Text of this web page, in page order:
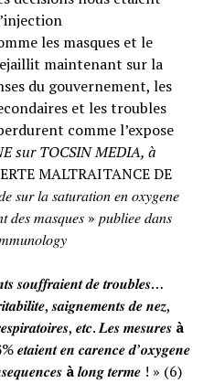
les masques et le
maintenant sur la
du gouvernement, les
et les troubles
comme l’expose
sur TOCSIN MEDIA, à
MALTRAITANCE DE
𝑙𝑎 𝑠𝑎𝑡𝑢𝑟𝑎𝑡𝑖𝑜𝑛 𝑒𝑛 𝑜𝑥𝑦𝑔𝑒𝑛𝑒
𝑑𝑒𝑠 𝑚𝑎𝑠𝑞𝑢𝑒𝑠 » 𝑝𝑢𝑏𝑙𝑖𝑒𝑒 𝑑𝑎𝑛𝑠
𝒔𝒐𝒖𝒇𝒇𝒓𝒂𝒊𝒆𝒏𝒕 𝒅𝒆 𝒕𝒓𝒐𝒖𝒃𝒍𝒆𝒔…
𝒔𝒂𝒊𝒈𝒏𝒆𝒎𝒆𝒏𝒕𝒔 𝒅𝒆 𝒏𝒆𝒛,
𝒆𝒕𝒄. 𝑳𝒆𝒔 𝒎𝒆𝒔𝒖𝒓𝒆𝒔 à
𝒆𝒕𝒂𝒊𝒆𝒏𝒕 𝒆𝒏 𝒄𝒂𝒓𝒆𝒏𝒄𝒆 𝒅’𝒐𝒙𝒚𝒈𝒆𝒏𝒆
à𝒍𝒐𝒏𝒈 𝒕𝒆𝒓𝒎𝒆 ! » (6)